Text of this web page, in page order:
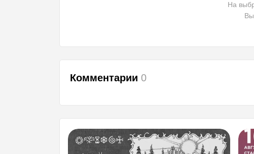
На
Комментарии 0